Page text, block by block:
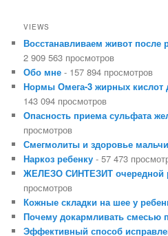
VIEWS
Восстанавливаем живот после
2 909 563 просмотров
Обо мне - 157 894 просмотров
Нормы Омега-3 жирных кислот
143 094 просмотров
Опасность приема сульфата
просмотров
Смегмолиты и здоровье
Наркоз ребенку - 57 473
ЖЕЛЕЗО СИНТЕЗИТ очередной
просмотров
Кожные складки на шее у
Почему докармливать смесью
Эффективный способ